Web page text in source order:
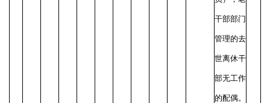
干部部门
管理的去
世离休干
部无工作
的配偶。